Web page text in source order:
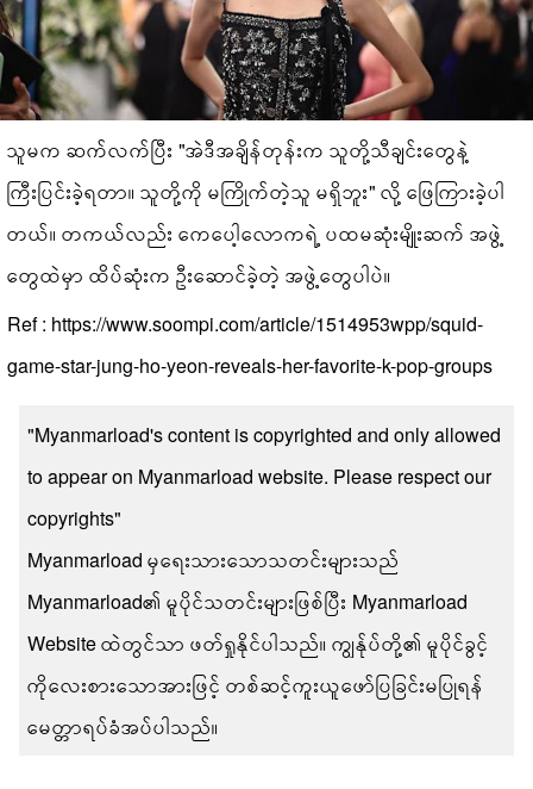
သူမက ဆက်လက်ပြီး "အဲဒီအချိန်တုန်းက သူတို့သီချင်းတွေနဲ့
ကြီးပြင်းခဲ့ရတာ။ သူတို့ကို မကြိုက်တဲ့သူ မရှိဘူး" လို့ ဖြေကြားခဲ့ပါ
တယ်။ တကယ်လည်း ကေပေါ့လောကရဲ့ ပထမဆုံးမျိုးဆက် အဖွဲ့
တွေထဲမှာ ထိပ်ဆုံးက ဦးဆောင်ခဲ့တဲ့ အဖွဲ့တွေပါပဲ။
Ref : https://www.soompi.com/article/1514953wpp/squid-
game-star-jung-ho-yeon-reveals-her-favorite-k-pop-groups
"Myanmarload's content is copyrighted and only allowed
to appear on Myanmarload website. Please respect our
copyrights"
Myanmarload မှရေးသားသောသတင်းများသည်
Myanmarload၏ မူပိုင်သတင်းများဖြစ်ပြီး Myanmarload
Website ထဲတွင်သာ ဖတ်ရှုနိုင်ပါသည်။ ကျွန်ုပ်တို့၏ မူပိုင်ခွင့်
ကိုလေးစားသောအားဖြင့် တစ်ဆင့်ကူးယူဖော်ပြခြင်းမပြုရန်
မေတ္တာရပ်ခံအပ်ပါသည်။